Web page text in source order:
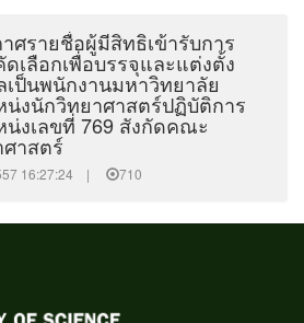
ศรายชื่อผู้มีสิทธิเข้ารับการ
เลือกเพื่อบรรจุและแต่งตั้ง
ป็นพนักงานมหาวิทยาลัย
น่งนักวิทยาศาสตร์ปฏิบัติการ
งเลขที่ 769 สังกัดคณะ
าสตร์
16:27:24 | 710